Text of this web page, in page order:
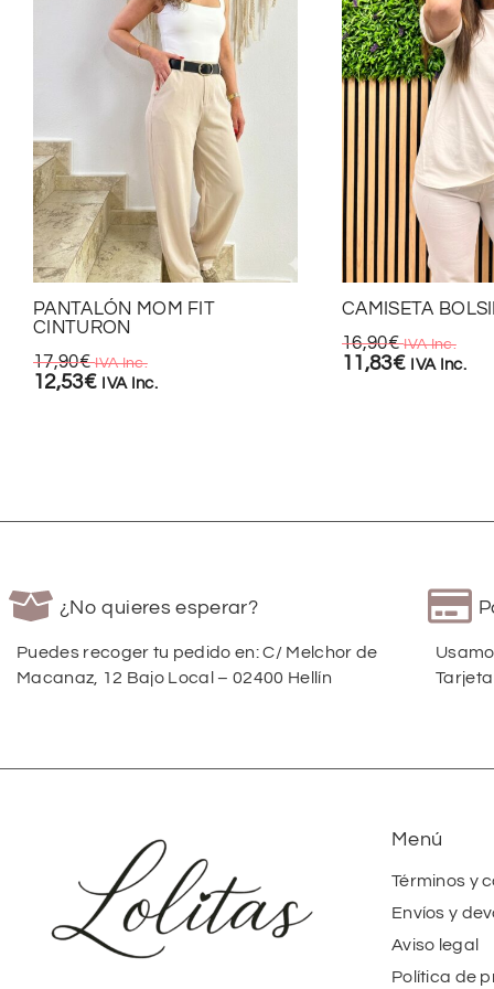
PANTALÓN MOM FIT
CINTURON
17,90€ IVA Inc.
12,53€ IVA Inc.
CAMISETA
16,90€ IVA Inc.
11,83€ IVA Inc.
¿No quieres esperar?
Puedes recoger tu pedido en: C/ Melchor de
Macanaz, 12 Bajo Local – 02400 Hellín
Menú
Términos y
Envíos y
Aviso legal
Política de